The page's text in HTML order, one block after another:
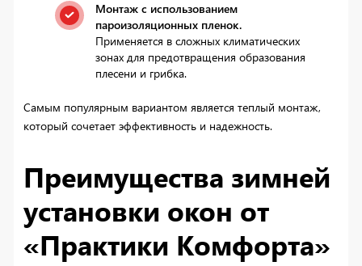
Монтаж с использованием
пароизоляционных пленок.
Применяется в сложных климатических
зонах для предотвращения образования
плесени и грибка.
Самым популярным вариантом является теплый монтаж,
который сочетает эффективность и надежность.
Преимущества зимней
установки окон от
«Практики Комфорта»